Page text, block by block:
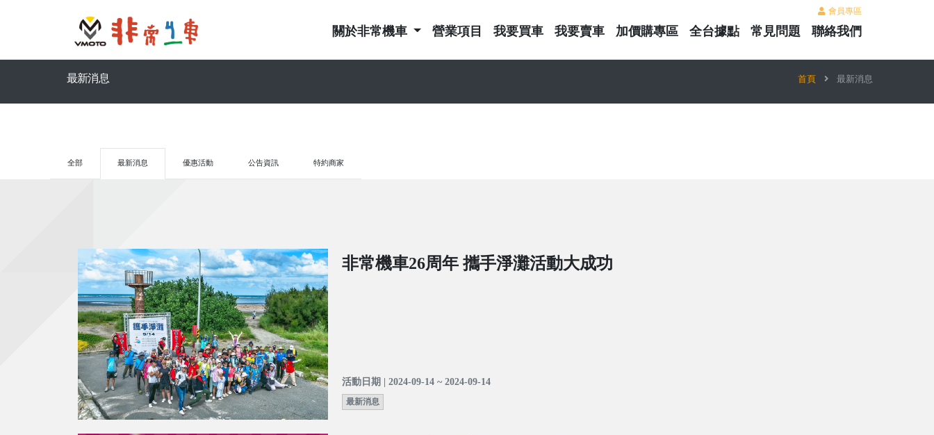
會員專區
關於非常機車 營業項目 我要買車 我要賣車 加價購專區 全台據點 常見問題 聯絡我們
最新消息 首頁 最新消息
全部 最新消息 優惠活動 公告資訊 特約商家
非常機車26周年 攜手淨灘活動大成功
活動日期 | 2024-09-14 ~ 2024-09-14
最新消息